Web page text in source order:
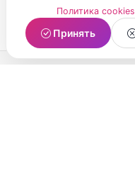
Политика cookies
Принять